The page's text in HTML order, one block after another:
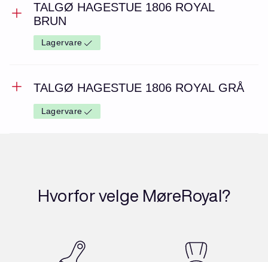
TALGØ HAGESTUE 1806 ROYAL
BRUN
Lagervare
TALGØ HAGESTUE 1806 ROYAL GRÅ
Lagervare
Hvorfor velge MøreRoyal?